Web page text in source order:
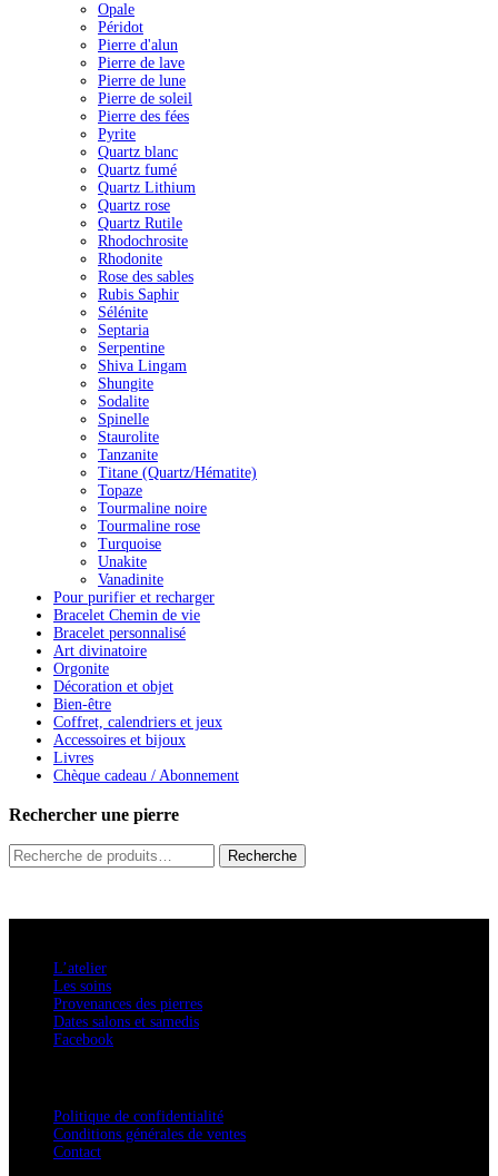
Opale
Péridot
Pierre d'alun
Pierre de lave
Pierre de lune
Pierre de soleil
Pierre des fées
Pyrite
Quartz blanc
Quartz fumé
Quartz Lithium
Quartz rose
Quartz Rutile
Rhodochrosite
Rhodonite
Rose des sables
Rubis Saphir
Sélénite
Septaria
Serpentine
Shiva Lingam
Shungite
Sodalite
Spinelle
Staurolite
Tanzanite
Titane (Quartz/Hématite)
Topaze
Tourmaline noire
Tourmaline rose
Turquoise
Unakite
Vanadinite
Pour purifier et recharger
Bracelet Chemin de vie
Bracelet personnalisé
Art divinatoire
Orgonite
Décoration et objet
Bien-être
Coffret, calendriers et jeux
Accessoires et bijoux
Livres
Chèque cadeau / Abonnement
Rechercher une pierre
Recherche
pour :
Recherche
L’atelier
Les soins
Provenances des pierres
Dates salons et samedis
Facebook
Politique de confidentialité
Conditions générales de ventes
Contact